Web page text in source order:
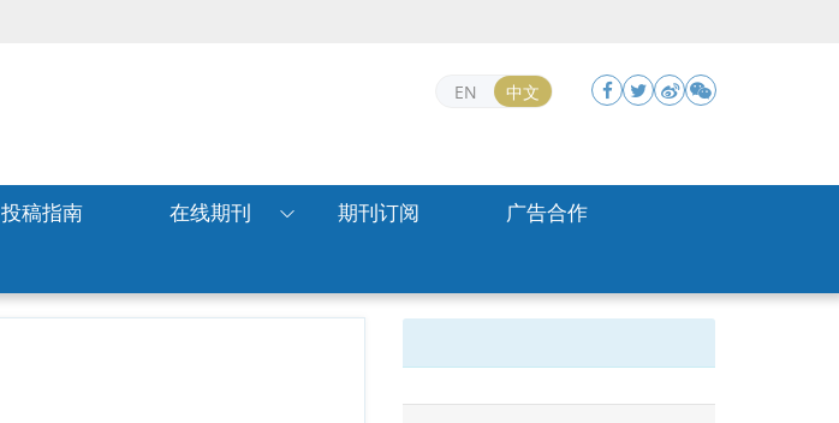
EN 中文
投稿指南 在线期刊 期刊订阅
广告合作